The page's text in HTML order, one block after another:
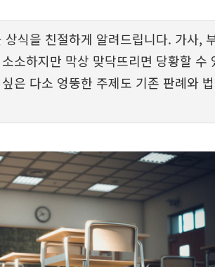
식을 친절하게 알려드립니다. 가사,
소하지만 막상 맞닥뜨리면 당황할 수
은 다소 엉뚱한 주제도 기존 판례와